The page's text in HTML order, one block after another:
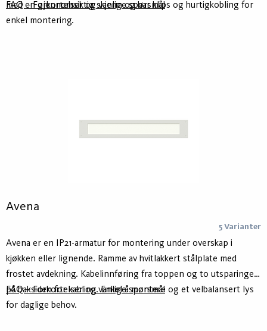
med en gjennomsiktig skjerm og har klips og hurtigkobling for
enkel montering.
FAQ – Forkortelser og vanlige spørsmål
Avena
5 Varianter
Avena er en IP21-armatur for montering under overskap i
kjøkken eller lignende. Ramme av hvitlakkert stålplate med
frostet avdekning. Kabelinnføring fra toppen og to utsparinger
på baksiden for kabling. Enkel å montere og et velbalansert lys
for daglige behov.
FAQ – Forkortelser og vanlige spørsmål